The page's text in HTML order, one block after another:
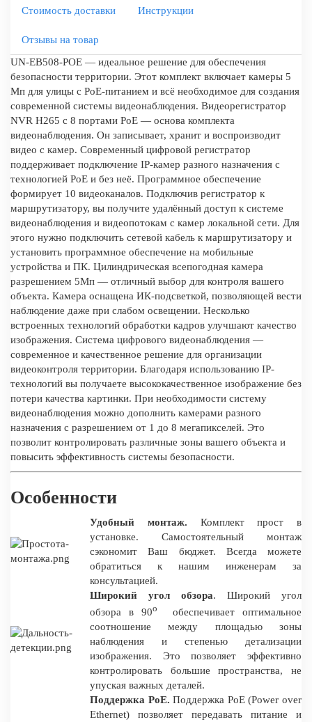
Стоимость доставки Инструкции
Отзывы на товар
UN-EB508-POE — идеальное решение для обеспечения
безопасности территории. Этот комплект включает камеры 5
Мп для улицы с PoE-питанием и всё необходимое для создания
современной системы видеонаблюдения. Видеорегистратор
NVR H265 с 8 портами PoE — основа комплекта
видеонаблюдения. Он записывает, хранит и воспроизводит
видео с камер. Современный цифровой регистратор
поддерживает подключение IP-камер разного назначения с
технологией PoE и без неё. Программное обеспечение
формирует 10 видеоканалов. Подключив регистратор к
маршрутизатору, вы получите удалённый доступ к системе
видеонаблюдения и видеопотокам с камер локальной сети. Для
этого нужно подключить сетевой кабель к маршрутизатору и
установить программное обеспечение на мобильные
устройства и ПК. Цилиндрическая всепогодная камера
разрешением 5Мп — отличный выбор для контроля вашего
объекта. Камера оснащена ИК-подсветкой, позволяющей вести
наблюдение даже при слабом освещении. Несколько
встроенных технологий обработки кадров улучшают качество
изображения. Система цифрового видеонаблюдения —
современное и качественное решение для организации
видеоконтроля территории. Благодаря использованию IP-
технологий вы получаете высококачественное изображение без
потери качества картинки. При необходимости систему
видеонаблюдения можно дополнить камерами разного
назначения с разрешением от 1 до 8 мегапикселей. Это
позволит контролировать различные зоны вашего объекта и
повысить эффективность системы безопасности.
Особенности
Удобный монтаж. Комплект прост в
установке. Самостоятельный монтаж
сэкономит Ваш бюджет. Всегда можете
обратиться к нашим инженерам за
консультацией.
Широкий угол обзора. Широкий угол
обзора в 90о
обеспечивает оптимальное
соотношение между площадью зоны
наблюдения и степенью детализации
изображения. Это позволяет эффективно
контролировать большие пространства, не
упуская важных деталей.
Поддержка PoE. Поддержка PoE (Power over
Ethernet) позволяет передавать питание и